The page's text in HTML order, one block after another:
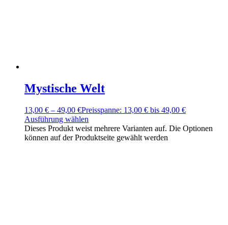
Mystische Welt
13,00 € – 49,00 €Preisspanne: 13,00 € bis 49,00 €
Ausführung wählen
Dieses Produkt weist mehrere Varianten auf. Die Optionen
können auf der Produktseite gewählt werden